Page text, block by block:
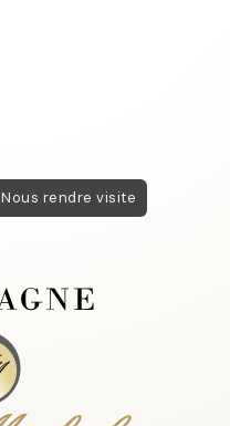
Nous rendre visite